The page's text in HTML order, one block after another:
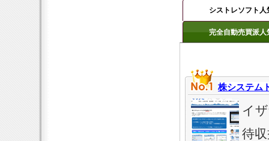
シストレソフト人
完全自動売買派人
株システム
イ
待